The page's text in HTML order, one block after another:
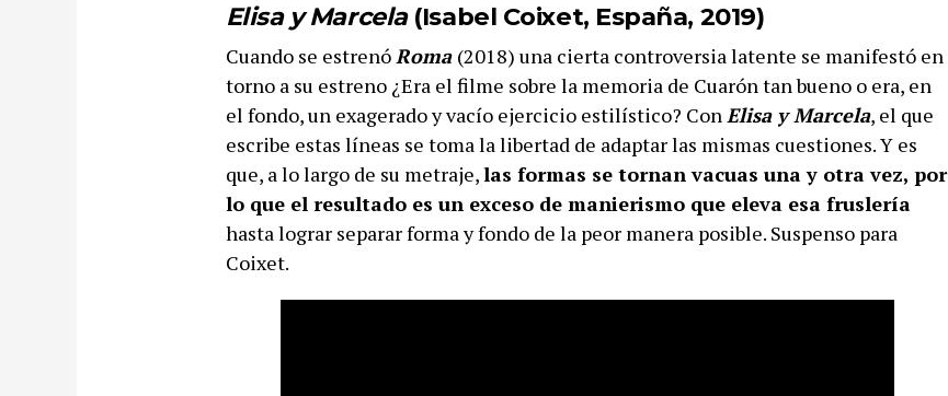
Elisa y Marcela (Isabel Coixet, España, 2019)
Cuando se estrenóRoma (2018) una cierta controversia latente se manifestó en
torno a su estreno ¿Era el filme sobre la memoria de Cuarón tan bueno o era, en
el fondo, un exagerado y vacío ejercicio estilístico? ConElisa y Marcela, el que
escribe estas líneas se toma la libertad de adaptar las mismas cuestiones. Y es
que, a lo largo de su metraje,las formas se tornan vacuas una y otra vez, por
lo que el resultado es un exceso de manierismo que eleva esa fruslería
hasta lograr separar forma y fondo de la peor manera posible. Suspenso para
Coixet.